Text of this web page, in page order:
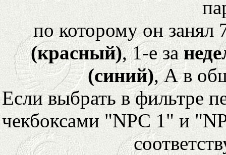
по которому он
(красный), 1-е за
(синий), А в
Если выбрать в фильтре
чекбоксами "NPC 1" и